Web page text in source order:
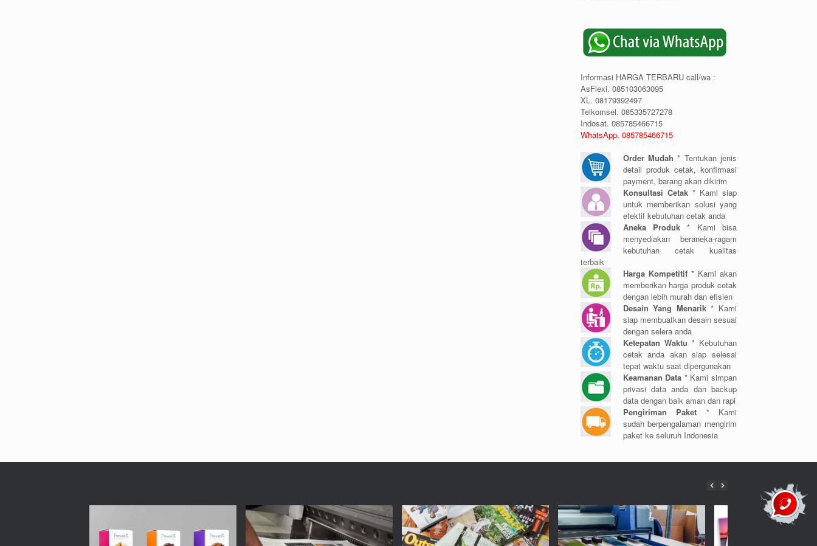
Informasi HARGA TERBARU call/wa :
AsFlexi. 085103063095
XL. 08179392497
Telkomsel. 085335727278
Indosat. 085785466715
WhatsApp. 085785466715
Order Mudah * Tentukan jenis
detail produk cetak, konfirmasi
payment, barang akan dikirim
Konsultasi Cetak* Kami siap
untuk memberikan solusi yang
efektif kebutuhan cetak anda
Aneka Produk* Kami bisa
menyediakan beraneka-ragam
kebutuhan cetak kualitas
terbaik
Harga Kompetitif* Kami akan
memberikan harga produk cetak
dengan lebih murah dan efisien
Desain Yang Menarik* Kami
siap membuatkan desain sesuai
dengan selera anda
Ketepatan Waktu * Kebutuhan
cetak anda akan siap selesai
tepat waktu saat dipergunakan
Keamanan Data * Kami simpan
privasi data anda dan backup
data dengan baik aman dan rapi
Pengiriman Paket * Kami
sudah berpengalaman mengirim
paket ke seluruh Indonesia